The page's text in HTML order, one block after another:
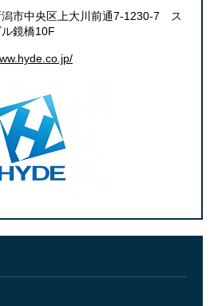
潟市中央区上大川前通7-1230-7 ス
ル鏡橋10F